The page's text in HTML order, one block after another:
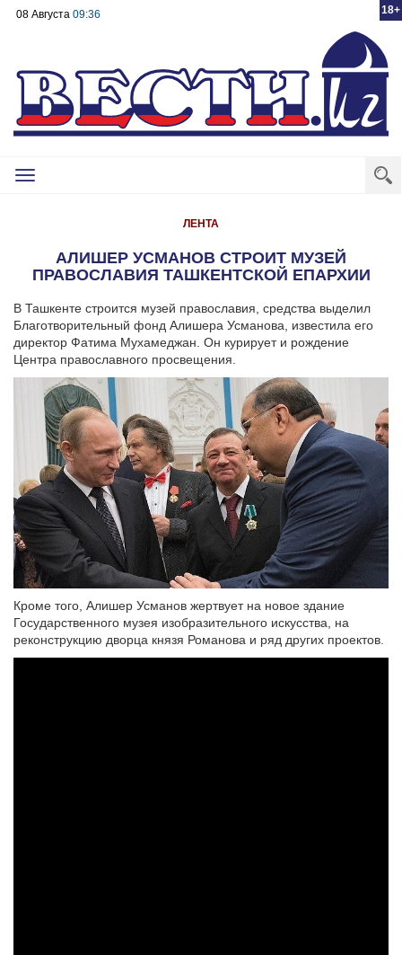
18+
08 Августа 09:36
Toggle
ЛЕНТА
АЛИШЕР УСМАНОВ СТРОИТ МУЗЕЙ
ПРАВОСЛАВИЯ ТАШКЕНТСКОЙ ЕПАРХИИ
В Ташкенте строится музей православия, средства выделил
Благотворительный фонд Алишера Усманова, известила его
директор Фатима Мухамеджан. Он курирует и рождение
Центра православного просвещения.
Кроме того, Алишер Усманов жертвует на новое здание
Государственного музея изобразительного искусства, на
реконструкцию дворца князя Романова и ряд других проектов.